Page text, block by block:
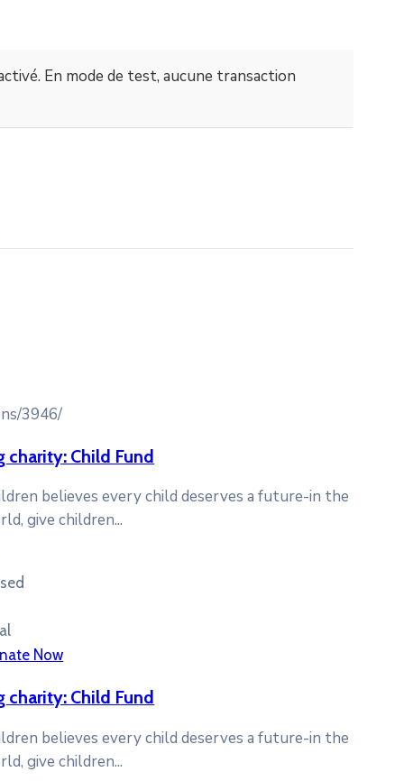
En mode de test, aucune transaction
3946/
charity: Child Fund
believes every child deserves a future-in the
give children...
Now
charity: Child Fund
believes every child deserves a future-in the
give children...